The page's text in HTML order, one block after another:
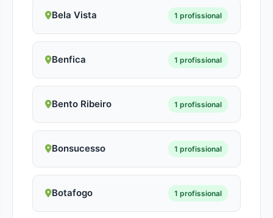
Bela Vista 1 profissional
Benfica 1 profissional
Bento Ribeiro 1 profissional
Bonsucesso 1 profissional
Botafogo 1 profissional